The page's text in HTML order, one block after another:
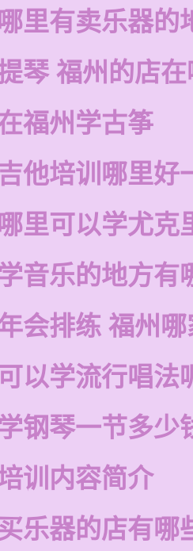
里有卖乐器的
琴 福州的店
福州学古筝
他培训哪里好
里可以学尤克
音乐的地方有
会排练 福州
以学流行唱法
钢琴一节多少
训内容简介
乐器的店有哪